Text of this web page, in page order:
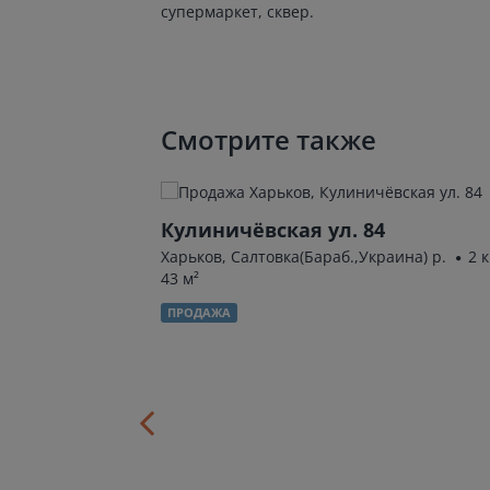
супермаркет, сквер.
Смотрите также
Кулиничёвская ул. 84
Харьков, Салтовка(Бараб.,Украина) р.
2
43 м²
ПРОДАЖА